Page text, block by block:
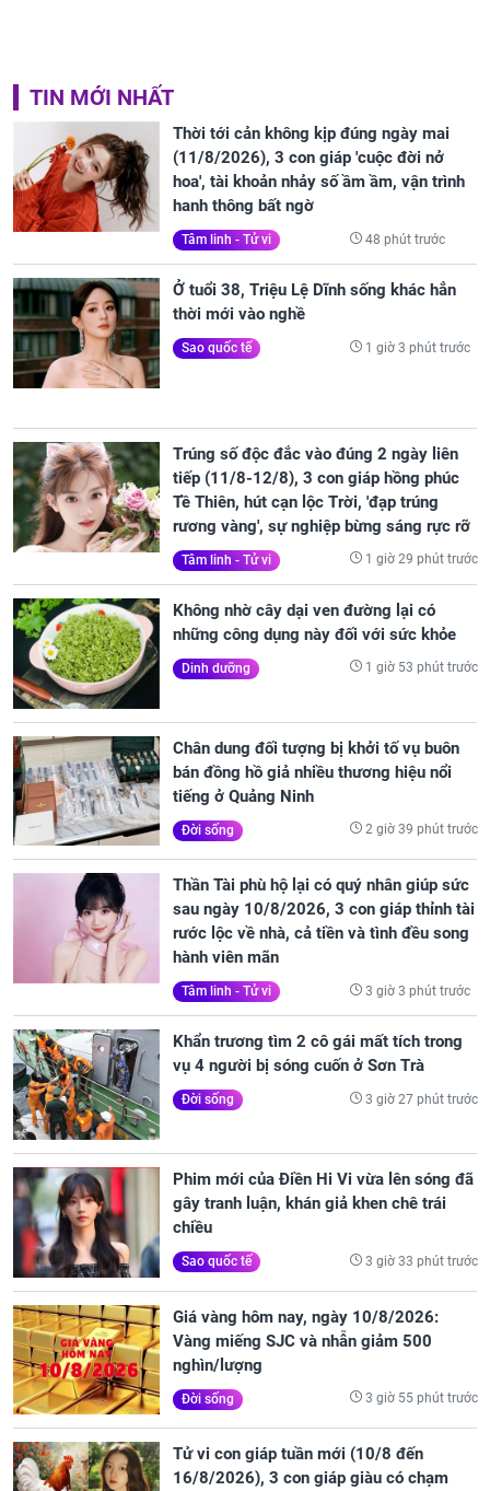
TIN MỚI NHẤT
Thời tới cản không kịp đúng ngày mai
(11/8/2026), 3 con giáp 'cuộc đời nở
hoa', tài khoản nhảy số ầm ầm, vận trình
hanh thông bất ngờ
Tâm linh - Tử vi 48 phút trước
Ở tuổi 38, Triệu Lệ Dĩnh sống khác hẳn
thời mới vào nghề
Sao quốc tế 1 giờ 3 phút trước
Trúng số độc đắc vào đúng 2 ngày liên
tiếp (11/8-12/8), 3 con giáp hồng phúc
Tề Thiên, hút cạn lộc Trời, 'đạp trúng
rương vàng', sự nghiệp bừng sáng rực rỡ
Tâm linh - Tử vi 1 giờ 29 phút trước
Không nhờ cây dại ven đường lại có
những công dụng này đối với sức khỏe
Dinh dưỡng 1 giờ 53 phút trước
Chân dung đối tượng bị khởi tố vụ buôn
bán đồng hồ giả nhiều thương hiệu nổi
tiếng ở Quảng Ninh
Đời sống 2 giờ 39 phút trước
Thần Tài phù hộ lại có quý nhân giúp sức
sau ngày 10/8/2026, 3 con giáp thỉnh tài
rước lộc về nhà, cả tiền và tình đều song
hành viên mãn
Tâm linh - Tử vi 3 giờ 3 phút trước
Khẩn trương tìm 2 cô gái mất tích trong
vụ 4 người bị sóng cuốn ở Sơn Trà
Đời sống 3 giờ 27 phút trước
Phim mới của Điền Hi Vi vừa lên sóng đã
gây tranh luận, khán giả khen chê trái
chiều
Sao quốc tế 3 giờ 33 phút trước
Giá vàng hôm nay, ngày 10/8/2026:
Vàng miếng SJC và nhẫn giảm 500
nghìn/lượng
Đời sống 3 giờ 55 phút trước
Tử vi con giáp tuần mới (10/8 đến
16/8/2026), 3 con giáp giàu có chạm